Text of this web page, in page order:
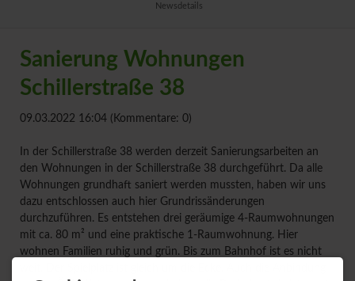
Newsdetails
Sanierung Wohnungen
Schillerstraße 38
09.03.2022 16:04(Kommentare: 0)
In der Schillerstraße 38 werden derzeit Sanierungsarbeiten an
den Wohnungen in der Schillerstraße 38 durchgeführt. Da alle
Wohnungen grundhaft saniert werden mussten, haben wir uns
dazu entschlossen auch hier Grundrissänderungen
durchzuführen. Es entstehen drei geräumige 4-Raumwohnungen
mit ca. 80 m² und eine praktische 1-Raumwohnung. Hier
wohnen Familien ruhig und grün. Bis zum Bahnhof ist es nicht